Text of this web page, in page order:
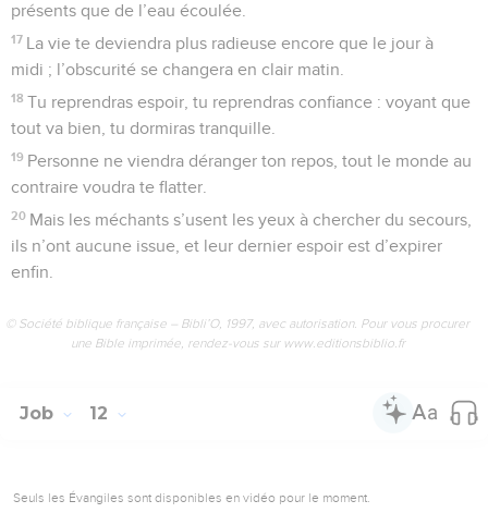
présents que de l’eau écoulée.
17 La vie te deviendra plus radieuse encore que le jour à
midi ; l’obscurité se changera en clair matin.
18 Tu reprendras espoir, tu reprendras confiance : voyant que
tout va bien, tu dormiras tranquille.
19 Personne ne viendra déranger ton repos, tout le monde au
contraire voudra te flatter.
20 Mais les méchants s’usent les yeux à chercher du secours,
ils n’ont aucune issue, et leur dernier espoir est d’expirer
enfin.
© Société biblique française – Bibli’O, 1997, avec autorisation. Pour vous procurer
une Bible imprimée, rendez-vous sur www.editionsbiblio.fr
Job 12
Seuls les Évangiles sont disponibles en vidéo pour le moment.